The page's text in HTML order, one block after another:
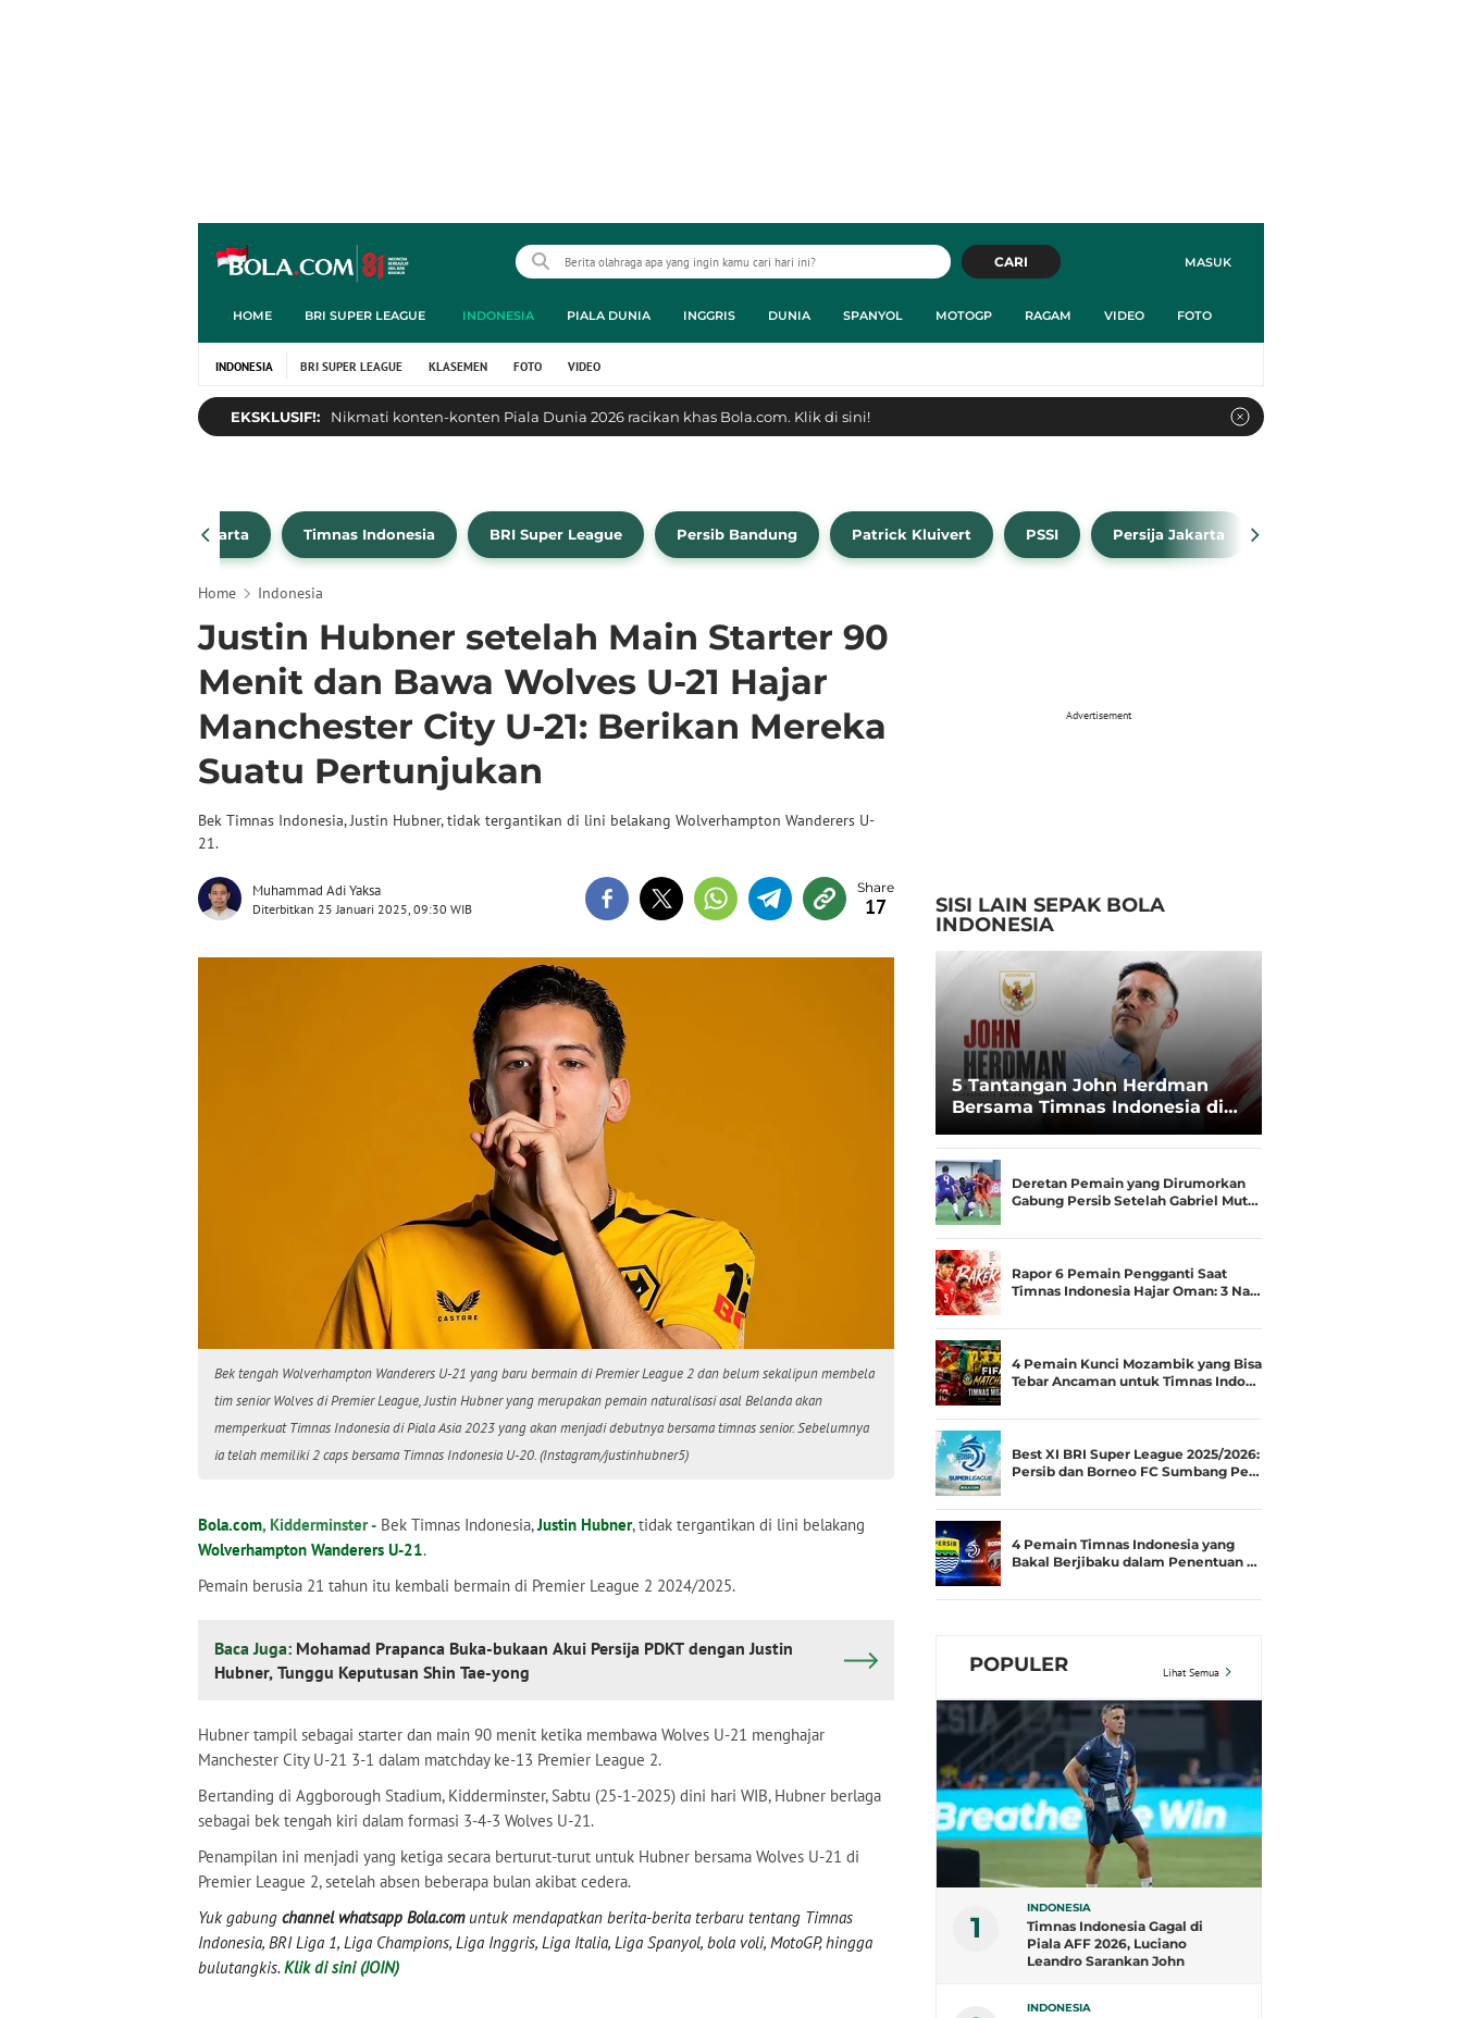
MASUK
CARI
HOME BRI SUPER LEAGUE INDONESIA PIALA DUNIA INGGRIS DUNIA SPANYOL MOTOGP RAGAM VIDEO FOTO
INDONESIA BRI SUPER LEAGUE KLASEMEN FOTO VIDEO
EKSKLUSIF!: Nikmati konten-konten Piala Dunia 2026 racikan khas Bola.com. Klik di sini!
Persija Jakarta Timnas Indonesia BRI Super League Persib Bandung Patrick Kluivert PSSI Persija Jakarta
Home Indonesia
Justin Hubner setelah Main Starter 90
Menit dan Bawa Wolves U-21 Hajar
Manchester City U-21: Berikan Mereka
Suatu Pertunjukan
Bek Timnas Indonesia, Justin Hubner, tidak tergantikan di lini belakang Wolverhampton Wanderers U-
21.
Muhammad Adi Yaksa
Diterbitkan 25 Januari 2025, 09:30 WIB 17
Bek tengah Wolverhampton Wanderers U-21 yang baru bermain di Premier League 2 dan belum sekalipun membela
tim senior Wolves di Premier League, Justin Hubner yang merupakan pemain naturalisasi asal Belanda akan
memperkuat Timnas Indonesia di Piala Asia 2023 yang akan menjadi debutnya bersama timnas senior. Sebelumnya
ia telah memiliki 2 caps bersama Timnas Indonesia U-20. (Instagram/justinhubner5)
Bola.com, Kidderminster - Bek Timnas Indonesia,Justin Hubner, tidak tergantikan di lini belakang
Wolverhampton Wanderers U-21.
Pemain berusia 21 tahun itu kembali bermain di Premier League 2 2024/2025.
Baca Juga: Mohamad Prapanca Buka-bukaan Akui Persija PDKT dengan Justin
Hubner, Tunggu Keputusan Shin Tae-yong
Hubner tampil sebagai starter dan main 90 menit ketika membawa Wolves U-21 menghajar
Manchester City U-21 3-1 dalam matchday ke-13 Premier League 2.
Bertanding di Aggborough Stadium, Kidderminster, Sabtu (25-1-2025) dini hari WIB, Hubner berlaga
sebagai bek tengah kiri dalam formasi 3-4-3 Wolves U-21.
Penampilan ini menjadi yang ketiga secara berturut-turut untuk Hubner bersama Wolves U-21 di
Premier League 2, setelah absen beberapa bulan akibat cedera.
Yuk gabung channel whatsapp Bola.comuntuk mendapatkan berita-berita terbaru tentang Timnas
Indonesia, BRI Liga 1, Liga Champions, Liga Inggris, Liga Italia, Liga Spanyol, bola voli, MotoGP, hingga
bulutangkis. Klik di sini (JOIN)
Advertisement
SISI LAIN SEPAK BOLA
INDONESIA
5 Tantangan John Herdman
Bersama Timnas Indonesia di
Spesialis Runner-up Menjadi
Juara
Deretan Pemain yang Dirumorkan
Gabung Persib Setelah Gabriel Mut…
Rapor 6 Pemain Pengganti Saat
Timnas Indonesia Hajar Oman: 3 Na…
4 Pemain Kunci Mozambik yang Bisa
Tebar Ancaman untuk Timnas Indo…
Best XI BRI Super League 2025/2026:
Persib dan Borneo FC Sumbang Pe…
4 Pemain Timnas Indonesia yang
Bakal Berjibaku dalam Penentuan …
POPULER Lihat Semua
1
INDONESIA
Timnas Indonesia Gagal di
Piala AFF 2026, Luciano
Leandro Sarankan John
INDONESIA